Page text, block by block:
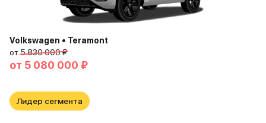
Volkswagen • Teramont
от5 830 000 ₽
от 5 080 000 ₽
Лидер сегмента